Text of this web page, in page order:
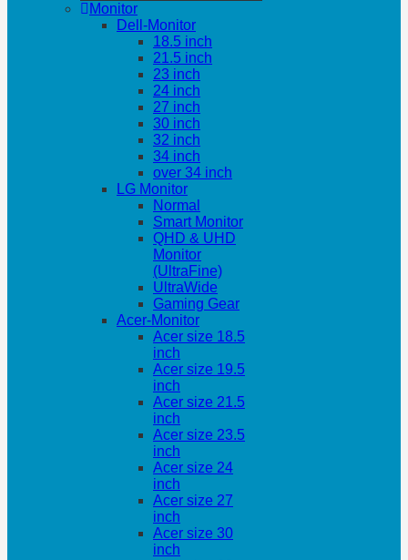
Monitor
Dell-Monitor
18.5 inch
21.5 inch
23 inch
24 inch
27 inch
30 inch
32 inch
34 inch
over 34 inch
LG Monitor
Normal
Smart Monitor
QHD & UHD
Monitor
(UltraFine)
UltraWide
Gaming Gear
Acer-Monitor
Acer size 18.5
inch
Acer size 19.5
inch
Acer size 21.5
inch
Acer size 23.5
inch
Acer size 24
inch
Acer size 27
inch
Acer size 30
inch